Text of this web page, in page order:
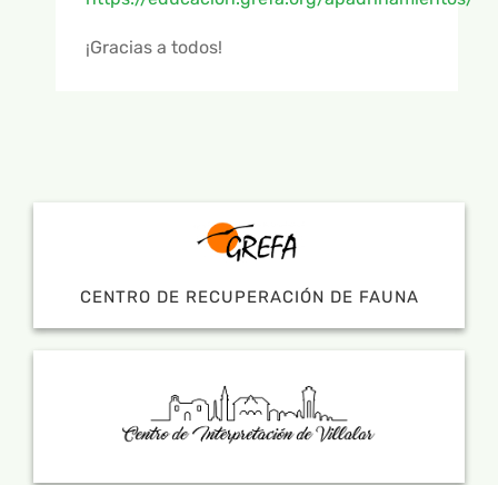
¡Gracias a todos!
CENTRO DE RECUPERACIÓN DE FAUNA